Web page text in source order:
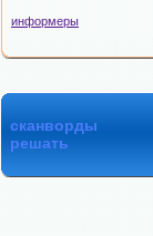
информеры
сканворды
решать